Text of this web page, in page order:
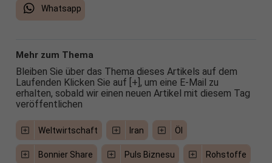
Whatsapp
Mehr zum Thema
Bleiben Sie über das Thema dieses Artikels auf dem
Laufenden Klicken Sie auf [+], um eine E-Mail zu
erhalten, sobald wir einen neuen Artikel mit diesem Tag
veröffentlichen
Weltwirtschaft Iran Öl
Bonnier Share Puls Biznesu Rohstoffe